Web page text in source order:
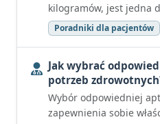
kilogramów, jest jedna
Poradniki dla pacjentów
Jak wybrać
potrzeb
Wybór odpowiedniej
zapewnienia sobie